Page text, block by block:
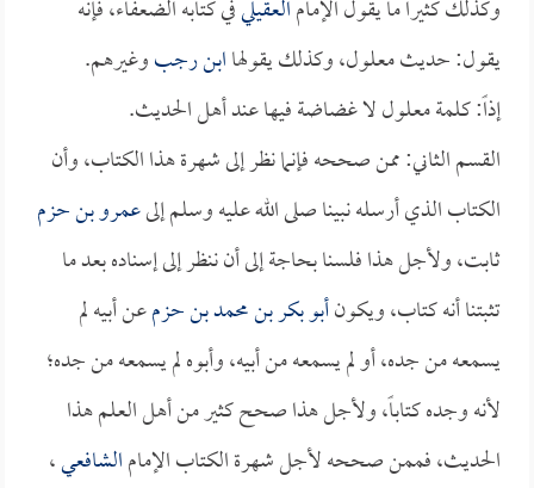
وكذلك كثيراً ما يقول الإمامالعقيليفي كتابه الضعفاء، فإنه
يقول: حديث معلول، وكذلك يقولهاابن رجبوغيرهم.
إذاً: كلمة معلول لا غضاضة فيها عند أهل الحديث.
القسم الثاني: ممن صححه فإنما نظر إلى شهرة هذا الكتاب، وأن
الكتاب الذي أرسله نبينا صلى الله عليه وسلم إلىعمرو بن حزم
ثابت، ولأجل هذا فلسنا بحاجة إلى أن ننظر إلى إسناده بعد ما
تثبتنا أنه كتاب، ويكونأبو بكر بن محمد بن حزمعن أبيه لم
يسمعه من جده، أو لم يسمعه من أبيه، وأبوه لم يسمعه من جده؛
لأنه وجده كتاباً، ولأجل هذا صحح كثير من أهل العلم هذا
الحديث، فممن صححه لأجل شهرة الكتاب الإمامالشافعي،